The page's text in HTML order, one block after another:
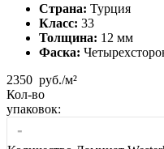
Страна: Турция
Класс: 33
Толщина: 12 мм
Фаска:
2350 руб./м²
Кол-во
упаковок:
-